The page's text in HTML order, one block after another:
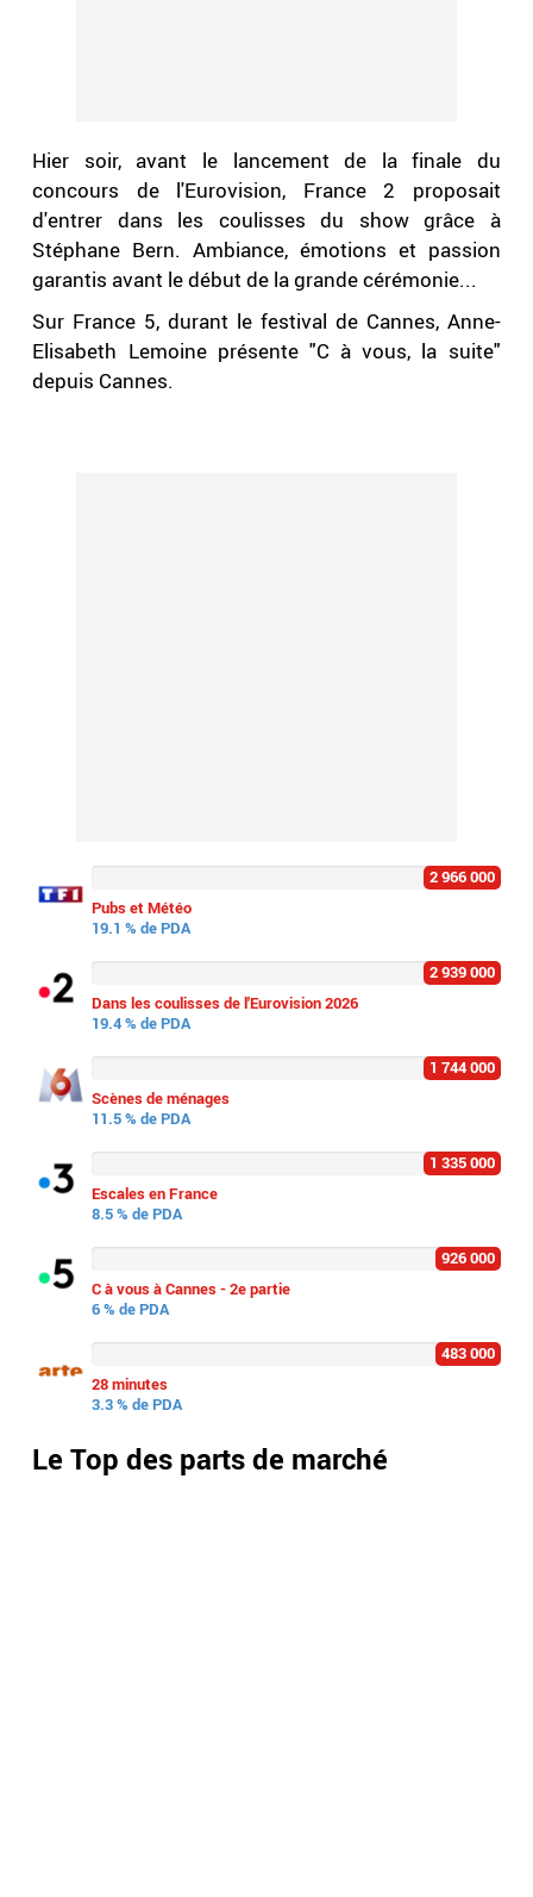
Hier soir, avant le lancement de la finale du
concours de l'Eurovision, France 2 proposait
d'entrer dans les coulisses du show grâce à
Stéphane Bern. Ambiance, émotions et passion
garantis avant le début de la grande cérémonie...
Sur France 5, durant le festival de Cannes, Anne-
Elisabeth Lemoine présente "C à vous, la suite"
depuis Cannes.
Pubs et Météo
19.1 % de PDA
2 966 000
Dans les coulisses de l'Eurovision 2026
19.4 % de PDA
2 939 000
Scènes de ménages
11.5 % de PDA
1 744 000
Escales en France
8.5 % de PDA
1 335 000
C à vous à Cannes - 2e partie
6 % de PDA
926 000
28 minutes
3.3 % de PDA
483 000
Le Top des parts de marché